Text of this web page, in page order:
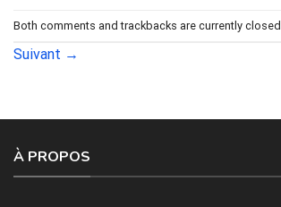
Both comments and trackbacks are currently closed.
Suivant →
À PROPOS